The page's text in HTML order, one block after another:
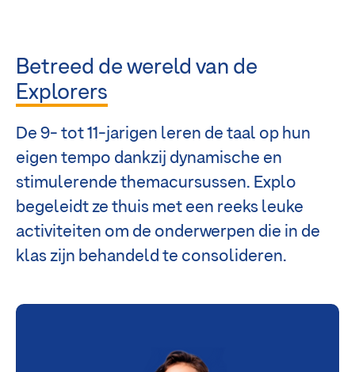
Betreed de wereld van de
Explorers
De 9- tot 11-jarigen leren de taal op hun
eigen tempo dankzij dynamische en
stimulerende themacursussen. Explo
begeleidt ze thuis met een reeks leuke
activiteiten om de onderwerpen die in de
klas zijn behandeld te consolideren.